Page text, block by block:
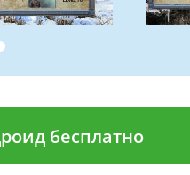
бесплатно